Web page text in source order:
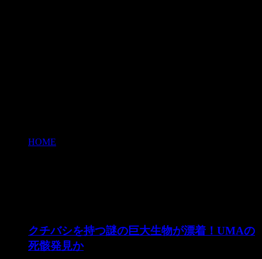
HOME
クチバシを持つ謎の巨大生物が漂着！UMAの
死骸発見か